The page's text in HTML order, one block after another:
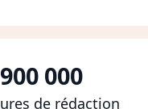
000
de rédaction